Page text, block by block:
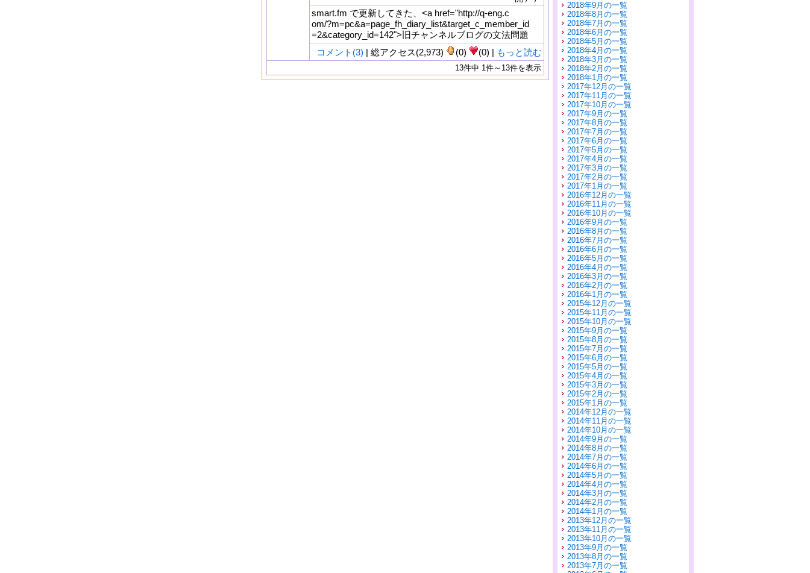
smart.fm で更新してきた、<a href="http://q-eng.c
om/?m=pc&a=page_fh_diary_list&target_c_member_id
=2&category_id=142">旧チャンネルブログの文法問題
コメント(3) | 総アクセス(2,973) (0) (0) | もっと読む
13件中 1件～13件を表示
2018年9月の一覧
2018年8月の一覧
2018年7月の一覧
2018年6月の一覧
2018年5月の一覧
2018年4月の一覧
2018年3月の一覧
2018年2月の一覧
2018年1月の一覧
2017年12月の一覧
2017年11月の一覧
2017年10月の一覧
2017年9月の一覧
2017年8月の一覧
2017年7月の一覧
2017年6月の一覧
2017年5月の一覧
2017年4月の一覧
2017年3月の一覧
2017年2月の一覧
2017年1月の一覧
2016年12月の一覧
2016年11月の一覧
2016年10月の一覧
2016年9月の一覧
2016年8月の一覧
2016年7月の一覧
2016年6月の一覧
2016年5月の一覧
2016年4月の一覧
2016年3月の一覧
2016年2月の一覧
2016年1月の一覧
2015年12月の一覧
2015年11月の一覧
2015年10月の一覧
2015年9月の一覧
2015年8月の一覧
2015年7月の一覧
2015年6月の一覧
2015年5月の一覧
2015年4月の一覧
2015年3月の一覧
2015年2月の一覧
2015年1月の一覧
2014年12月の一覧
2014年11月の一覧
2014年10月の一覧
2014年9月の一覧
2014年8月の一覧
2014年7月の一覧
2014年6月の一覧
2014年5月の一覧
2014年4月の一覧
2014年3月の一覧
2014年2月の一覧
2014年1月の一覧
2013年12月の一覧
2013年11月の一覧
2013年10月の一覧
2013年9月の一覧
2013年8月の一覧
2013年7月の一覧